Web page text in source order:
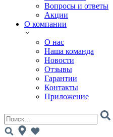
Вопросы и ответы
Акции
О компании
О нас
Наша команда
Новости
Отзывы
Гарантии
Контакты
Приложение